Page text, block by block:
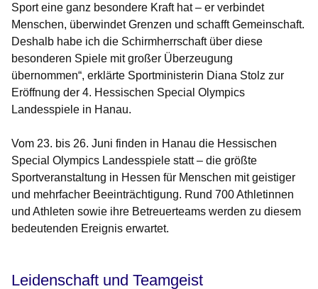
Sport eine ganz besondere Kraft hat – er verbindet
Menschen, überwindet Grenzen und schafft Gemeinschaft.
Deshalb habe ich die Schirmherrschaft über diese
besonderen Spiele mit großer Überzeugung
übernommen“, erklärte Sportministerin Diana Stolz zur
Eröffnung der 4. Hessischen Special Olympics
Landesspiele in Hanau.
Vom 23. bis 26. Juni finden in Hanau die Hessischen
Special Olympics Landesspiele statt – die größte
Sportveranstaltung in Hessen für Menschen mit geistiger
und mehrfacher Beeinträchtigung. Rund 700 Athletinnen
und Athleten sowie ihre Betreuerteams werden zu diesem
bedeutenden Ereignis erwartet.
Leidenschaft und Teamgeist